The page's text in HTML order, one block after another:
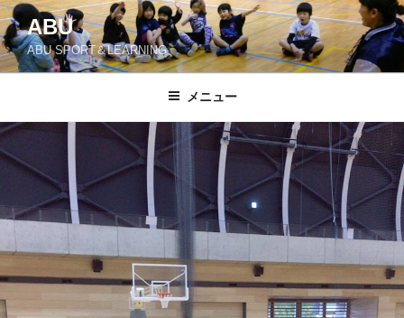
コ
ン
テ
ン
ス
キ
プ
ABU
ABU SPORT＆LEARNING
メニュー